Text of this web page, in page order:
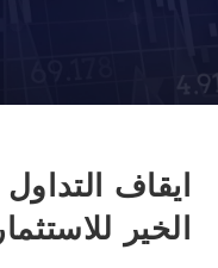
ايقاف
الخير